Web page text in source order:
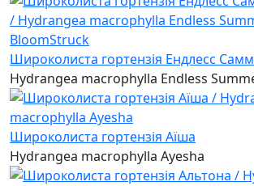
Широколиста гортензія Ендлесс
Hydrangea macrophylla Endless
Широколиста гортензія Аїша
Hydrangea macrophylla Ayesha